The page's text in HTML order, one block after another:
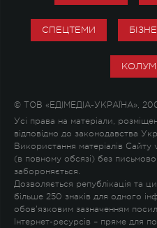
СПЕЦТЕМИ
© ТОВ «ЕДІМЕДІА-УКРАЇНА»,
Усі права на матеріали,
відповідно до законодавства
Використання матеріалів Сайту
(в повному обсязі) без
забороняється.
Дозволяється републікація та
більше 250 знаків для одного
обов'язковим зазначенням
Інтернет-ресурсів – пряме для